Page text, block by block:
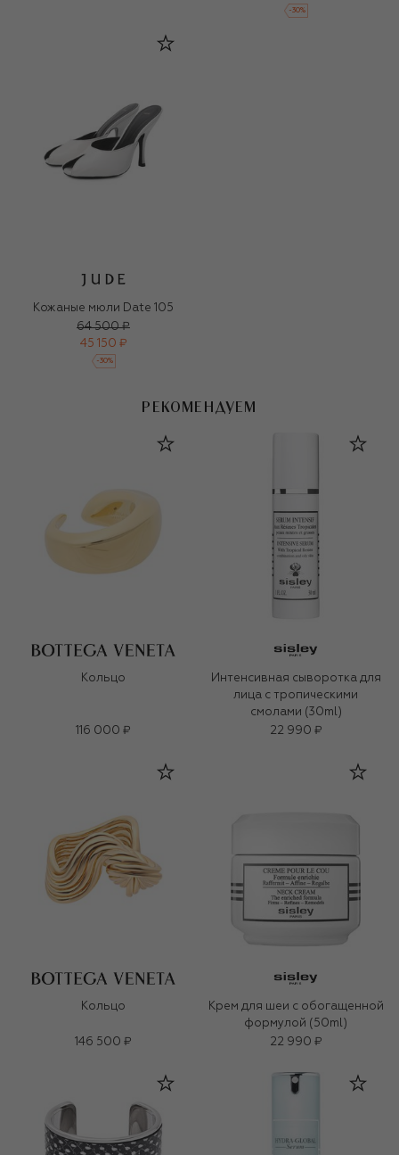
-30%
Кожаные мюли Date 105
64 500 ₽
45 150 ₽
-30%
РЕКОМЕНДУЕМ
Кольцо
116 000 ₽
Интенсивная сыворотка для
лица с тропическими
смолами (30ml)
22 990 ₽
Кольцо
146 500 ₽
Крем для шеи с обогащенной
формулой (50ml)
22 990 ₽